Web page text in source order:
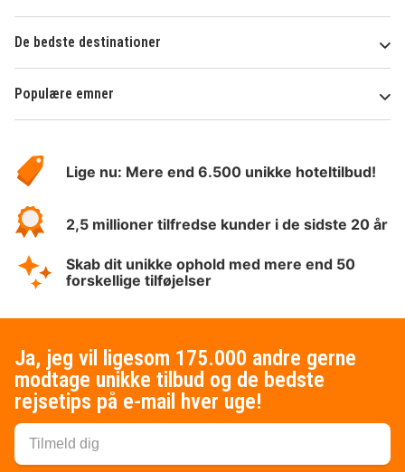
De bedste destinationer
Populære emner
HotelSpecials
Lige nu: Mere end 6.500 unikke hoteltilbud!
2,5 millioner tilfredse kunder i de sidste 20 år
Skab dit unikke ophold med mere end 50
forskellige tilføjelser
Ja, jeg vil ligesom 175.000 andre gerne
modtage unikke tilbud og de bedste
rejsetips på e-mail hver uge!